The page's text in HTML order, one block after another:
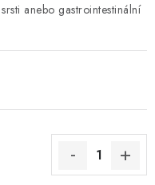
anebo gastrointestinální